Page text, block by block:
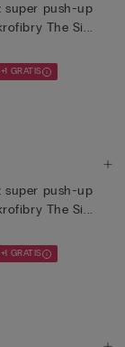
super push-up
The Si...
GRATIS
super push-up
The Si...
GRATIS